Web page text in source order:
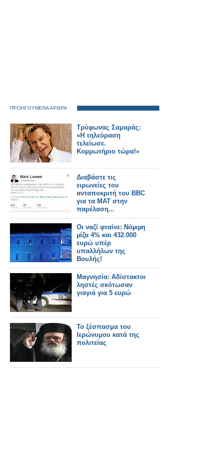
ΠΡΟΗΓΟΥΜΕΝΑ ΑΡΘΡΑ
Τρύφωνας Σαμαράς:
«Η τηλεόραση
τελείωσε.
Κομμωτήριο τώρα!»
Διαβάστε τις
ειρωνείες του
ανταποκριτή του BBC
για τα ΜΑΤ στην
παρέλαση...
Οι ναζί φταίνε: Νόµιµη
µίζα 4% και 432.000
ευρώ υπέρ
υπαλλήλων της
Βουλής!
Μαγνησία: Αδίστακτοι
ληστές σκότωσαν
γιαγιά για 5 ευρώ
Το ξέσπασμα του
Ιερώνυμου κατά της
πολιτείας